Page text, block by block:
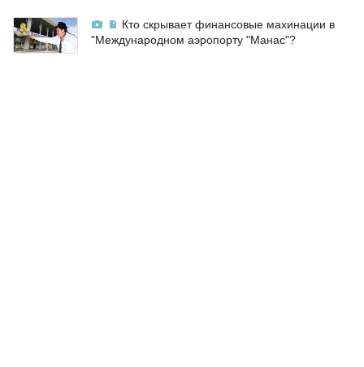
Кто скрывает финансовые махинации в
"Международном аэропорту "Манас"?